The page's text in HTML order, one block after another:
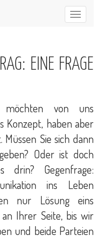
EINE FRAGE
möchten von uns
Konzept, haben aber
Sie sich dann
Oder ist doch
drin? Gegenfrage:
ins Leben
nur Lösung eins
Ihrer Seite, bis wir
und beide Parteien